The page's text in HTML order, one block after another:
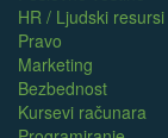
HR / Ljudski resursi
Pravo
Marketing
Bezbednost
Kursevi računara